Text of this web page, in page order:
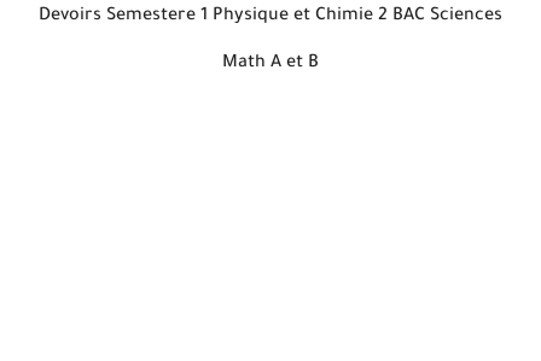
Devoirs Semestere 1 Physique et Chimie 2 BAC Sciences
Math A et B